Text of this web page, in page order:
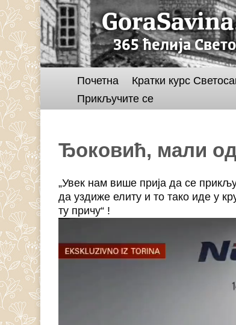
Почетна Кратки курс
Прикључите се
Ђоковић, мали
„Увек нам више прија да се
да уздиже елиту и то тако иде у
ту причу“ !